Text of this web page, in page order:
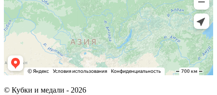
© Кубки и медали - 2026